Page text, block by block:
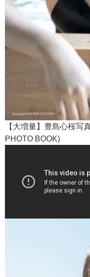
【大増量】豊島心桜写
PHOTO BOOK)